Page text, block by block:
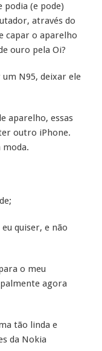
podia (e pode)
através do
capar o aparelho
ouro pela Oi?
N95, deixar ele
aparelho, essas
outro iPhone.
moda.
quiser, e não
o meu
agora
tão linda e
da Nokia